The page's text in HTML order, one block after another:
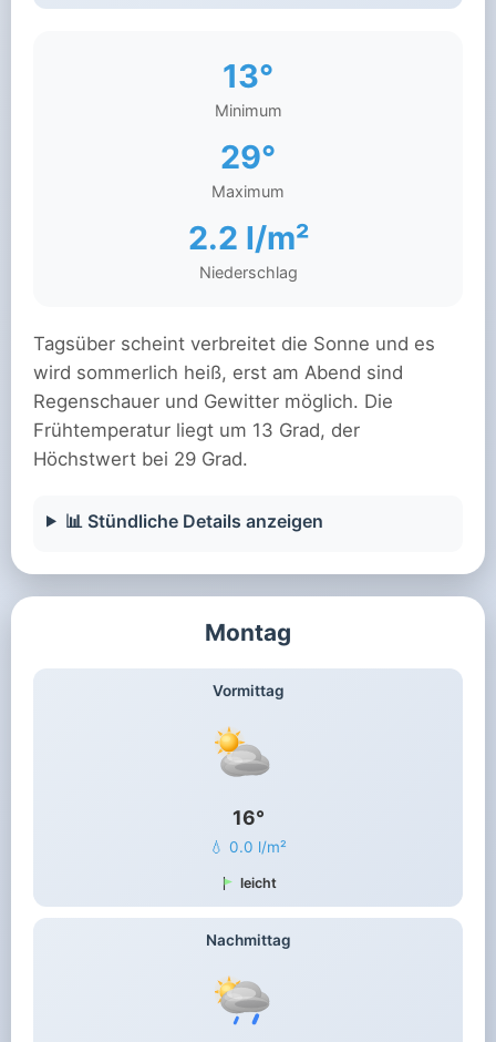
13°
Minimum
29°
Maximum
2.2 l/m²
Niederschlag
Tagsüber scheint verbreitet die Sonne und es
wird sommerlich heiß, erst am Abend sind
Regenschauer und Gewitter möglich. Die
Frühtemperatur liegt um 13 Grad, der
Höchstwert bei 29 Grad.
📊 Stündliche Details anzeigen
Montag
Vormittag
16°
💧 0.0 l/m²
leicht
Nachmittag